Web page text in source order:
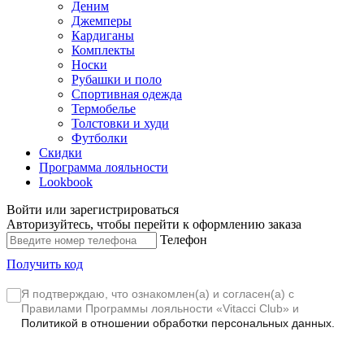
Деним
Джемперы
Кардиганы
Комплекты
Носки
Рубашки и поло
Спортивная одежда
Термобелье
Толстовки и худи
Футболки
Скидки
Программа лояльности
Lookbook
Войти или зарегистрироваться
Авторизуйтесь, чтобы перейти к оформлению заказа
Телефон
Получить код
Я подтверждаю, что ознакомлен(а) и согласен(а) с
Правилами Программы лояльности «Vitacci Club» и
Политикой в отношении обработки персональных данных.